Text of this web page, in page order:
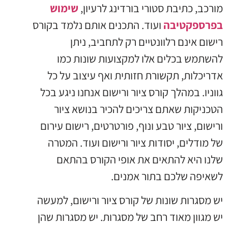
מורכב, כתיבת סטורי בורדינג לרעיון, שימוש
בפרספקטיבה ועוד. התכנים אותם נלמד בקורס
רישום אינם רלוונטיים רק לתחביב, ניתן
להשתמש בכלים אלו למקצועות שונות כמו
אדריכלות, תקשורת חזותית ואף עיצוב על כל
גווניו. במהלך קורס ציור ורישום אנחנו ניגע בכל
הטכניקות שאתם צריכים להכיר בנושא ציור
ורישום, ציור טבע ונוף, פורטרטים, רישום עירום
של מודלים, יסודות ציור ורישום ועוד. המטרה
שלנו היא להתאים את אופי הקורס בהתאם
לשאיפה שלכם בתור אמנים.
יש מסגרות שונות של קורס ציור ורישום, למעשה
יש מגוון מאוד רחב של מסגרות. יש מסגרות שהן